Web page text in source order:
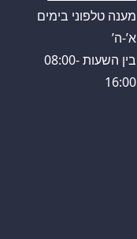
מענה טלפוני בימים
א’-ה’
בין השעות 08:00-
16:00